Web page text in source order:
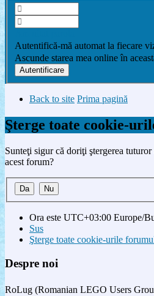
Autentifică-mă automat la fiecare
Ascunde starea mea online în
Back to site Prima pagină
Şterge toate cookie-
Sunteţi sigur că doriţi ştergerea
acest forum?
Ora este UTC+03:00 Europe/
Sus
Şterge toate cookie-urile
Despre noi
RoLug (Romanian LEGO Users